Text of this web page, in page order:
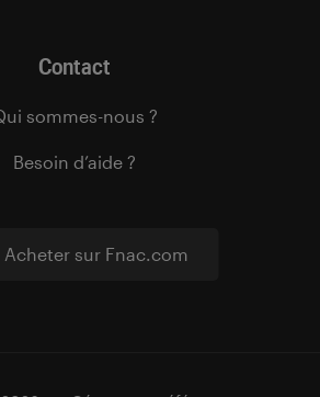
Acheter sur Fnac.com
Contact
sommes-nous ?
Besoin d’aide ?